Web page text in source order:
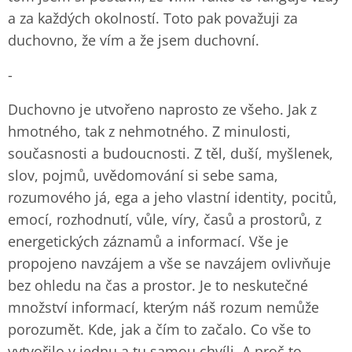
a za každých okolností. Toto pak považuji za
duchovno, že vím a že jsem duchovní.
-
Duchovno je utvořeno naprosto ze všeho. Jak z
hmotného, tak z nehmotného. Z minulosti,
současnosti a budoucnosti. Z těl, duší, myšlenek,
slov, pojmů, uvědomování si sebe sama,
rozumového já, ega a jeho vlastní identity, pocitů,
emocí, rozhodnutí, vůle, víry, časů a prostorů, z
energetických záznamů a informací. Vše je
propojeno navzájem a vše se navzájem ovlivňuje
bez ohledu na čas a prostor. Je to neskutečné
množství informací, kterým náš rozum nemůže
porozumět. Kde, jak a čím to začalo. Co vše to